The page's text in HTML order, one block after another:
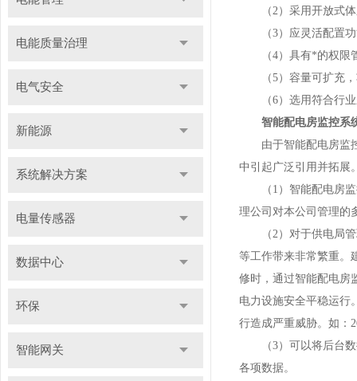
电能质量治理
电气安全
新能源
系统解决方案
电量传感器
数据中心
环保
智能网关
（2）采用开放式体
（3）应灵活配置功
（4）具有*的权限管
（5）容量可扩充，
（6）选用符合行业
智能配电房监控系
由于智能配电房监控
中引起广泛引用并拓展
（1）智能配电房监
理公司对本公司管理的
（2）对于供电局管
等工作带来非常繁重。
修时，通过智能配电房
电力设施安全平稳运行
行造成严重威胁。如：
（3）可以将后台数
各项数据。